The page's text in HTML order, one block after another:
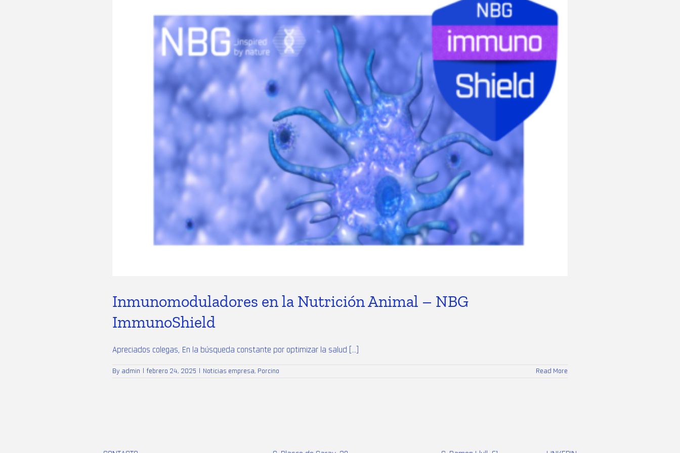
Inmunomoduladores en la Nutrición Animal – NBG
ImmunoShield
Apreciados colegas, En la búsqueda constante por optimizar la salud [...]
By admin febrero 24, 2025 Noticias empresa, Porcino Read More